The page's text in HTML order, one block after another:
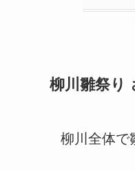
柳川雛祭り
柳川全体で